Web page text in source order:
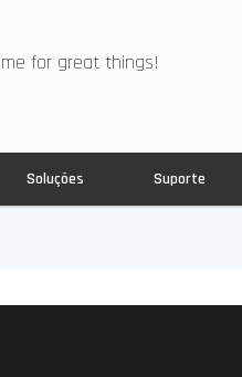
for great things!
Soluções Suporte